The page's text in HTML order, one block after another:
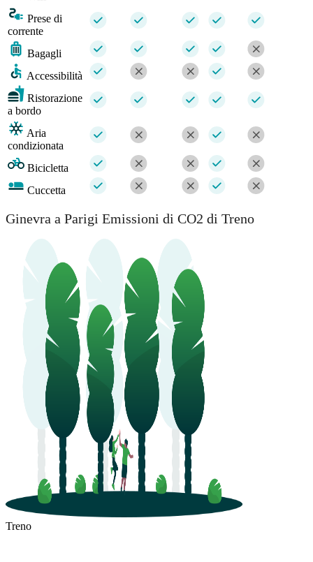
Prese di
corrente
Bagagli
Accessibilità
Ristorazione
a bordo
Aria
condizionata
Bicicletta
Cuccetta
Ginevra a Parigi Emissioni di CO2 di Treno
Treno